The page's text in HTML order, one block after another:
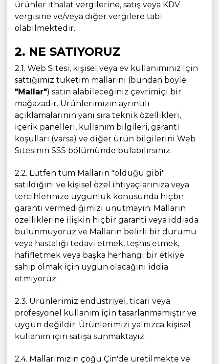
ürünler ithalat vergilerine, satış veya KDV
vergisine ve/veya diğer vergilere tabi
olabilmektedir.
2. NE SATIYORUZ
2.1. Web Sitesi, kişisel veya ev kullanımınız için
sattığımız tüketim mallarını (bundan böyle
"Mallar") satın alabileceğiniz çevrimiçi bir
mağazadır. Ürünlerimizin ayrıntılı
açıklamalarının yanı sıra teknik özellikleri,
içerik panelleri, kullanım bilgileri, garanti
koşulları (varsa) ve diğer ürün bilgilerini Web
Sitesinin SSS bölümünde bulabilirsiniz.
2.2. Lütfen tüm Malların "olduğu gibi"
satıldığını ve kişisel özel ihtiyaçlarınıza veya
tercihlerinize uygunluk konusunda hiçbir
garanti vermediğimizi unutmayın. Malların
özelliklerine ilişkin hiçbir garanti veya iddiada
bulunmuyoruz ve Malların belirli bir durumu
veya hastalığı tedavi etmek, teşhis etmek,
hafifletmek veya başka herhangi bir etkiye
sahip olmak için uygun olacağını iddia
etmiyoruz.
2.3. Ürünlerimiz endüstriyel, ticari veya
profesyonel kullanım için tasarlanmamıştır ve
uygun değildir. Ürünlerimizi yalnızca kişisel
kullanım için satışa sunmaktayız.
2.4. Mallarımızın çoğu Çin'de üretilmekte ve